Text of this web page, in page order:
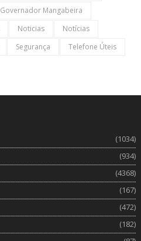
Governador Mangabeira
Noticias
Notícias
Segurança
Telefone Úteis
(1034)
(934)
(4368)
(167)
(472)
(182)